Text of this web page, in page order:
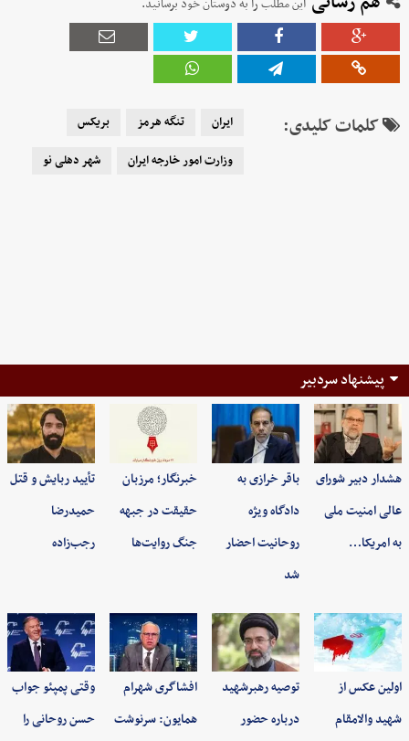
این مطلب را به دوستان خود برسانید.
کلمات کلیدی: ایران تنگه هرمز
بریکس
وزارت امور خارجه ایران
شهر دهلی نو
پیشنهاد سردبیر
هشدار دبیر شورای
عالی امنیت ملی
به امریکا…
باقر خرازی به
دادگاه ویژه
روحانیت احضار
شد
خبرنگار؛ مرزبان
حقیقت در جبهه
جنگ روایت‌ها
تأیید ربایش و قتل
حمیدرضا
رجب‌زاده
اولین عکس از
شهید والامقام
توصیه رهبرشهید
درباره حضور
افشاگری شهرام
همایون: سرنوشت
وقتی پمپئو جواب
حسن روحانی را